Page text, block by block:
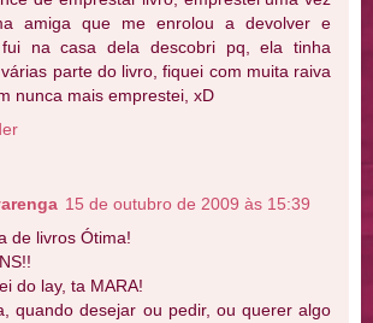
amiga que me enrolou a devolver e
na casa dela descobri pq, ela tinha
parte do livro, fiquei com muita raiva
nunca mais emprestei, xD
15 de outubro de 2009 às 15:39
de livros Ótima!
do lay, ta MARA!
quando desejar ou pedir, ou querer algo